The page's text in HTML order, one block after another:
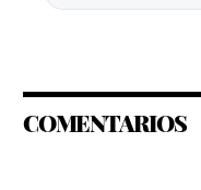
COMENTARIOS